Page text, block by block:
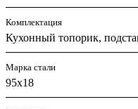
Комплектация
Кухонный топорик,
Марка стали
95х18